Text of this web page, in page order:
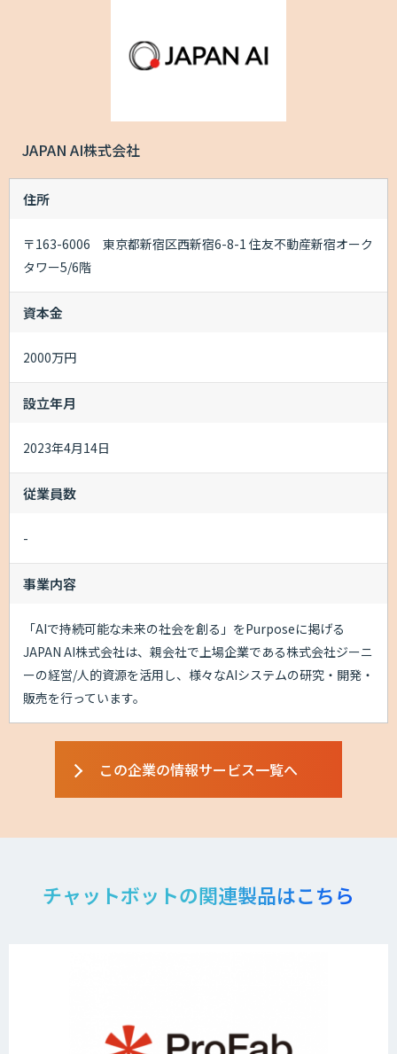
JAPAN AI株式会社
住所
〒163-6006 東京都新宿区西新宿6-8-1 住友不動産新宿オーク
タワー5/6階
資本金
2000万円
設立年月
2023年4月14日
従業員数
-
事業内容
「AIで持続可能な未来の社会を創る」をPurposeに掲げる
JAPAN AI株式会社は、親会社で上場企業である株式会社ジーニ
ーの経営/人的資源を活用し、様々なAIシステムの研究・開発・
販売を行っています。
この企業の情報サービス一覧へ
チャットボットの関連製品はこちら